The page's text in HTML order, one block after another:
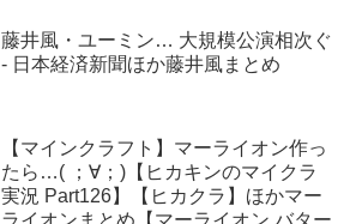
藤井風・ユーミン… 大規模公演相次ぐ
- 日本経済新聞ほか藤井風まとめ
【マインクラフト】マーライオン作っ
たら…( ；∀；)【ヒカキンのマイクラ
実況 Part126】【ヒカクラ】ほかマー